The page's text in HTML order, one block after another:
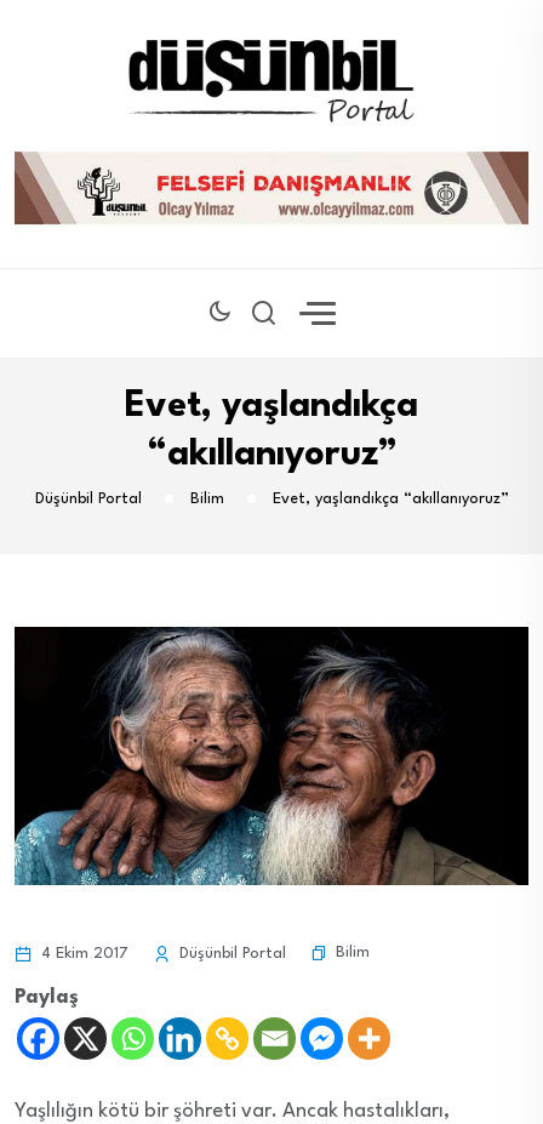
Evet, yaşlandıkça
“akıllanıyoruz”
Düşünbil Portal Bilim Evet, yaşlandıkça “akıllanıyoruz”
4 Ekim 2017 Düşünbil Portal Bilim
Paylaş
Yaşlılığın kötü bir şöhreti var. Ancak hastalıkları,